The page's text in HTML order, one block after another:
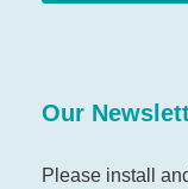
Our
Please install